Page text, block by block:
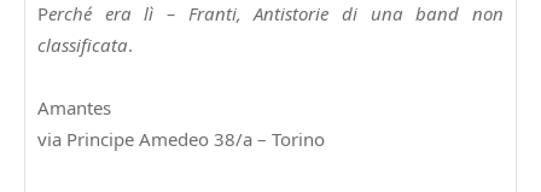
Perché era lì – Franti, Antistorie di una band non
classificata.
Amantes
via Principe Amedeo 38/a – Torino